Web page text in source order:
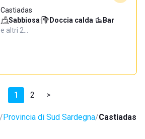
Castiadas
Sabbiosa· Doccia calda· Bar·
e altri 2…
1 2 >
Provincia di Sud Sardegna Castiadas